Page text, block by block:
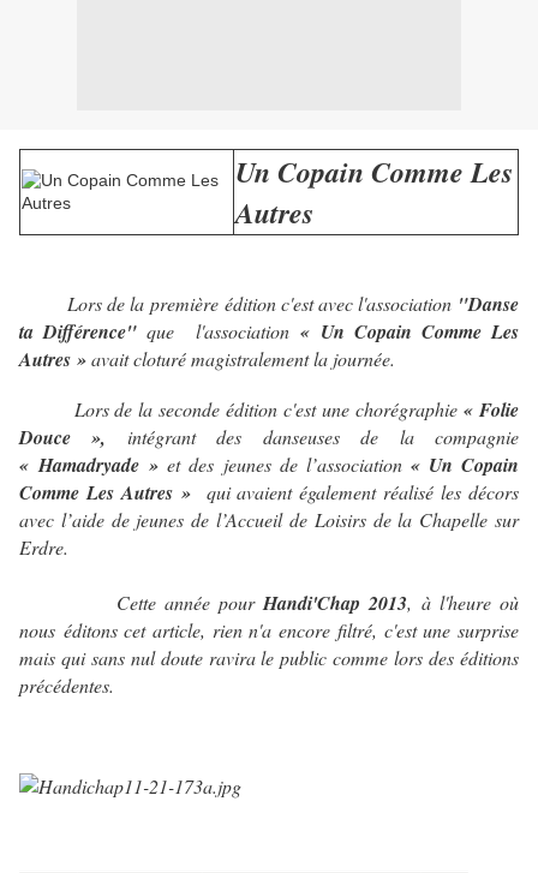
Un Copain Comme Les
Autres
Lors de la première édition c'est avec l'association "Danse
ta Différence" que l'association « Un Copain Comme Les
Autres »avait cloturé magistralement la journée.
Lors de la seconde édition c'est une chorégraphie« Folie
Douce », intégrant des danseuses de la compagnie
« Hamadryade » et des jeunes de l’association « Un Copain
Comme Les Autres »qui avaient également réalisé les décors
avec l’aide de jeunes de l’Accueil de Loisirs de la Chapelle sur
Erdre.
Cette année pourHandi'Chap 2013, à l'heure où
nous éditons cet article, rien n'a encore filtré, c'est une surprise
mais qui sans nul doute ravira le public comme lors des éditions
précédentes.